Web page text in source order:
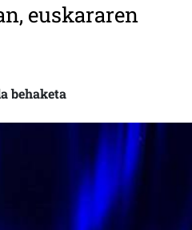
euskararen
DA GASTEIZKO JAZZALDIAN,
behaketa